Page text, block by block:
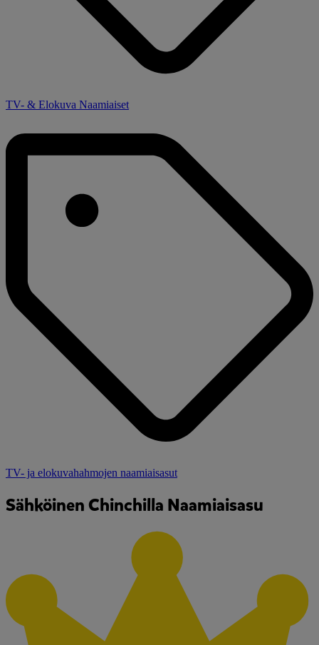
TV- & Elokuva Naamiaiset
TV- ja elokuvahahmojen naamiaisasut
Sähköinen Chinchilla Naamiaisasu